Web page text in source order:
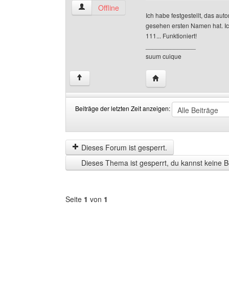
Thulemann Benutzer-Profile anzeigen
Offline
Ich habe festgestellt, das
gesehen ersten Namen hat.
111... Funktioniert!
suum cuique
↑ Website dieses
Beiträge der letzten Zeit anzeigen:
der
letzten
Zeit
anzeigen
by
Dieses Forum ist gesperrt.
Dieses Thema ist gesperrt, du kannst keine
Seite 1 von 1